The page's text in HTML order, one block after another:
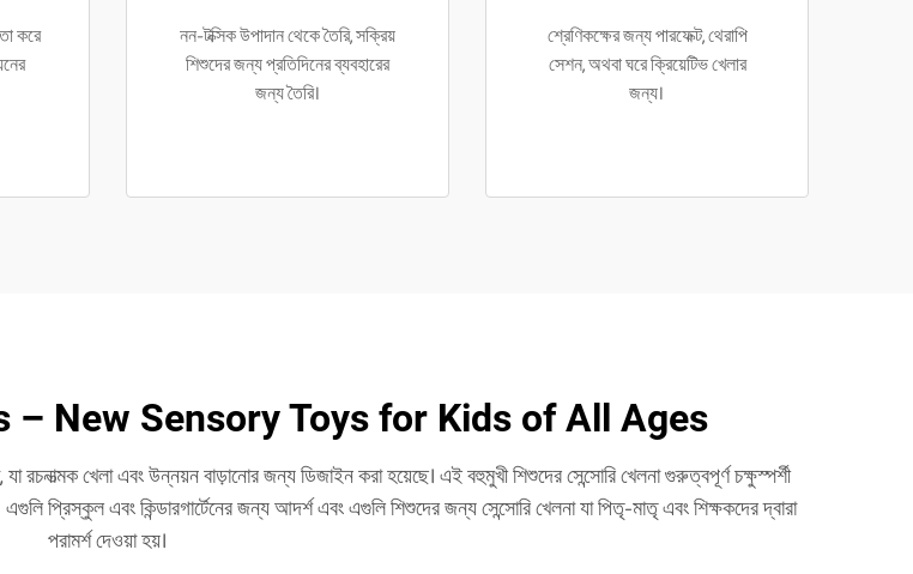
করে
নন-টক্সিক উপাদান থেকে তৈরি, সক্রিয়
শিশুদের জন্য প্রতিদিনের ব্যবহারের
জন্য তৈরি।
শ্রেণিকক্ষের জন্য পারফেক্ট, থেরাপি
সেশন, অথবা ঘরে ক্রিয়েটিভ খেলার
জন্য।
– New Sensory Toys for Kids of All Ages
খেলা এবং উন্নয়ন বাড়ানোর জন্য ডিজাইন করা হয়েছে। এই বহুমুখী শিশুদের সেন্সোরি খেলনা গুরুত্বপূর্ণ চক্ষুস্পর্শী
প্রিস্কুল এবং কিন্ডারগার্টেনের জন্য আদর্শ এবং এগুলি শিশুদের জন্য সেন্সোরি খেলনা যা পিতৃ-মাতৃ এবং শিক্ষকদের দ্বারা
পরামর্শ দেওয়া হয়।